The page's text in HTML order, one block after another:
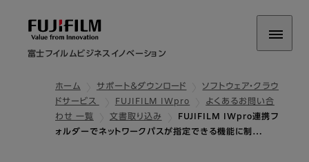
富士フイルムビジネスイノベーション
ホーム サポート＆ダウンロード
ソフトウェア・クラウ
ドサービス
FUJIFILM IWpro
よくあるお問い合
わせ 一覧
文書取り込み
FUJIFILM IWpro連携フ
ォルダーでネットワークパスが指定できる機能に制…